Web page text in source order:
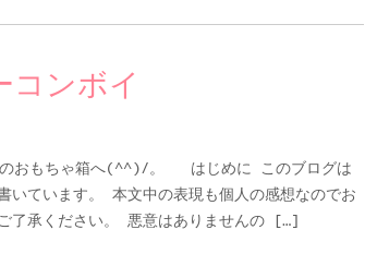
コンボイ
おもちゃ箱へ(^^)/。 はじめに このブログは
いています。 本文中の表現も個人の感想なのでお
了承ください。 悪意はありませんの […]